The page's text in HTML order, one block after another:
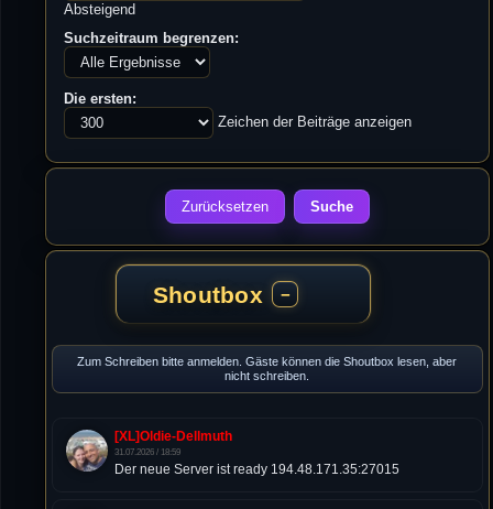
Absteigend
Suchzeitraum begrenzen:
Die ersten:
Zeichen der Beiträge anzeigen
Shoutbox −
Zum Schreiben bitte anmelden. Gäste können die Shoutbox lesen, aber
nicht schreiben.
[XL]Oldie-Dellmuth
31.07.2026 / 18:59
Der neue Server ist ready 194.48.171.35:27015